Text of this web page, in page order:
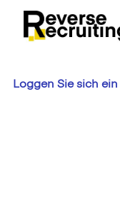
content
Loggen Sie sich ein